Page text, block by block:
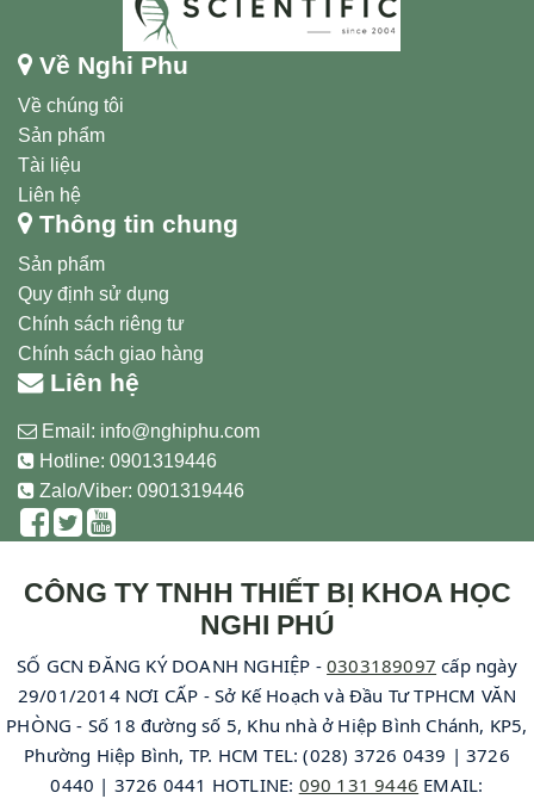
Về Nghi Phu
Về chúng tôi
Sản phẩm
Tài liệu
Liên hệ
Thông tin chung
Sản phẩm
Quy định sử dụng
Chính sách riêng tư
Chính sách giao hàng
Liên hệ
Email: info@nghiphu.com
Hotline: 0901319446
Zalo/Viber: 0901319446
CÔNG TY TNHH THIẾT BỊ KHOA HỌC
NGHI PHÚ
SỐ GCN ĐĂNG KÝ DOANH NGHIỆP -0303189097 cấp ngày
29/01/2014 NƠI CẤP - Sở Kế Hoạch và Đầu Tư TPHCM VĂN
PHÒNG - Số 18 đường số 5, Khu nhà ở Hiệp Bình Chánh, KP5,
Phường Hiệp Bình, TP. HCM TEL: (028) 3726 0439 | 3726
0440 | 3726 0441 HOTLINE: 090 131 9446 EMAIL: